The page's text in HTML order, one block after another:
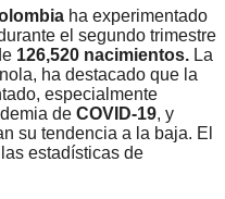
ha experimentado
el segundo trimestre
126,520 nacimientos. La
ha destacado que la
especialmente
de COVID-19, y
su tendencia a la baja. El
estadísticas de